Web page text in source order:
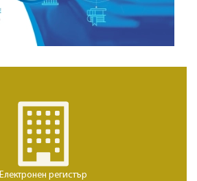
Електронен регистър